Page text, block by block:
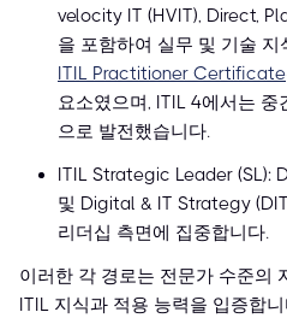
velocity IT (HVIT), Direct,
을 포함하여 실무 및 기술 지
ITIL Practitioner Certificate
요소였으며, ITIL 4에서는 중
으로 발전했습니다.
ITIL Strategic Leader (SL):
및 Digital & IT Strategy
리더십 측면에 집중합니다.
이러한 각 경로는 전문가 수준의
ITIL 지식과 적용 능력을 입증합